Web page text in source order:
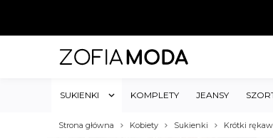
SUKIENKI KOMPLETY JEANSY
Strona główna Kobiety Sukienki Krótki